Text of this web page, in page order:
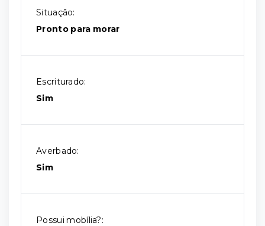
Situação:
Pronto para morar
Escriturado:
Sim
Averbado:
Sim
Possui mobília?: